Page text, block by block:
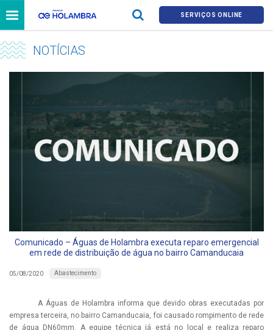
SERVIÇOS ONLINE
NOTÍCIAS
Comunicado – Águas de Holambra executa reparo emergencial
em rede de distribuição de água no bairro Camanducaia
05/08/2020 Abastecimento
A Águas de Holambra informa que devido obras executadas por
empresa terceira, no bairro Camanducaia, foi causado rompimento de rede
de água DN60mm. A equipe técnica já está no local e realiza reparo